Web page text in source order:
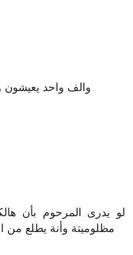
والف واحد يعيشون
لو يدرى المرحوم بأن
مظلوميتة وأنة يطلع من